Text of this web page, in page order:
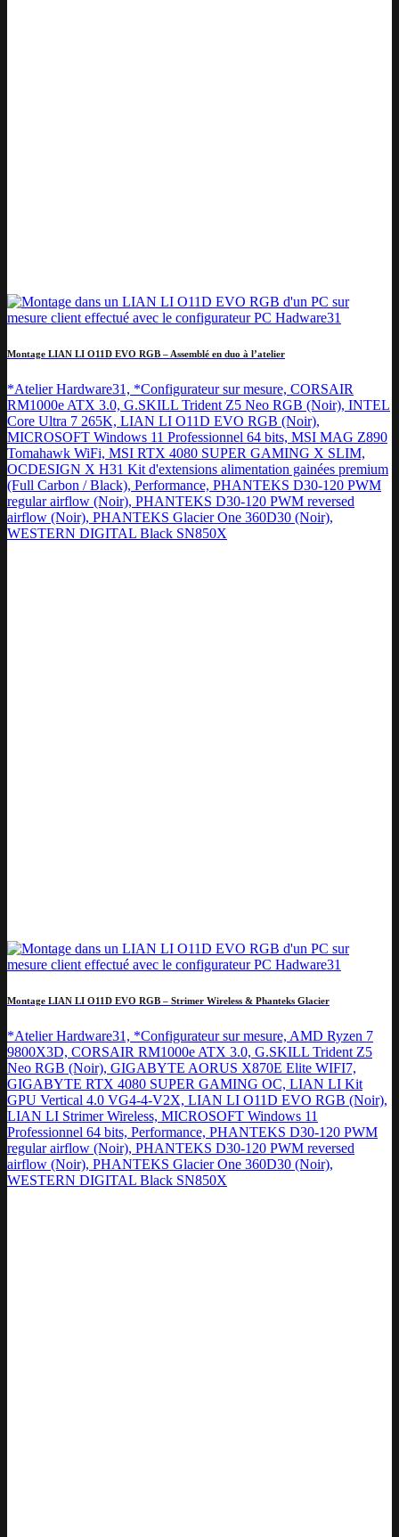
Montage LIAN LI O11D EVO RGB – Assemblé en duo à l’atelier
*Atelier Hardware31, *Configurateur sur mesure, CORSAIR
RM1000e ATX 3.0, G.SKILL Trident Z5 Neo RGB (Noir), INTEL
Core Ultra 7 265K, LIAN LI O11D EVO RGB (Noir),
MICROSOFT Windows 11 Professionnel 64 bits, MSI MAG Z890
Tomahawk WiFi, MSI RTX 4080 SUPER GAMING X SLIM,
OCDESIGN X H31 Kit d'extensions alimentation gainées premium
(Full Carbon / Black), Performance, PHANTEKS D30-120 PWM
regular airflow (Noir), PHANTEKS D30-120 PWM reversed
airflow (Noir), PHANTEKS Glacier One 360D30 (Noir),
WESTERN DIGITAL Black SN850X
Montage LIAN LI O11D EVO RGB – Strimer Wireless & Phanteks Glacier
*Atelier Hardware31, *Configurateur sur mesure, AMD Ryzen 7
9800X3D, CORSAIR RM1000e ATX 3.0, G.SKILL Trident Z5
Neo RGB (Noir), GIGABYTE AORUS X870E Elite WIFI7,
GIGABYTE RTX 4080 SUPER GAMING OC, LIAN LI Kit
GPU Vertical 4.0 VG4-4-V2X, LIAN LI O11D EVO RGB (Noir),
LIAN LI Strimer Wireless, MICROSOFT Windows 11
Professionnel 64 bits, Performance, PHANTEKS D30-120 PWM
regular airflow (Noir), PHANTEKS D30-120 PWM reversed
airflow (Noir), PHANTEKS Glacier One 360D30 (Noir),
WESTERN DIGITAL Black SN850X